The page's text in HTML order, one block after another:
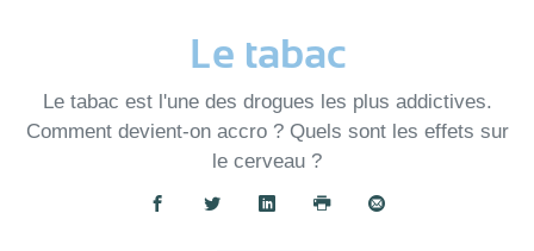
Le tabac
Le tabac est l'une des drogues les plus addictives.
Comment devient-on accro ? Quels sont les effets sur
le cerveau ?
Partager :